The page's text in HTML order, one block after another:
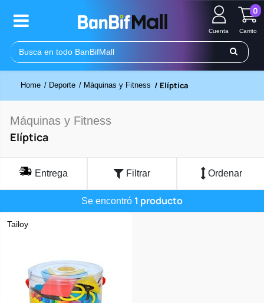
Cuenta Carrito
0
Home / Deporte / Máquinas y Fitness / Elíptica
Máquinas y Fitness
Elíptica
Entrega Filtrar Ordenar
Se encontró 1 producto
Tailoy